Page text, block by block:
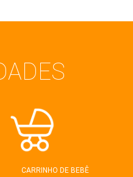
CARRINHO DE BEBÊ